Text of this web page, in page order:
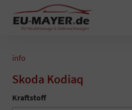
info
Skoda Kodiaq
Kraftstoff